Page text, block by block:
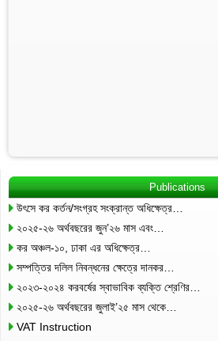
Publications
উৎসে কর কর্তন/সংগ্রহ সংক্রান্ত অধিক্ষেত্র…
২০২৫-২৬ অর্থবছরের জুন’২৬ মাস এবং…
কর অঞ্চল-১০, ঢাকা এর অধিক্ষেত্র…
সম্পত্তির দলিল নিবন্ধনের ক্ষেত্রে দানকর…
২০২৩-২০২৪ করবর্ষের স্বাভাবিক ব্যক্তি শ্রেণির…
২০২৫-২৬ অর্থবছরের জুলাই’২৫ মাস থেকে…
VAT Instruction